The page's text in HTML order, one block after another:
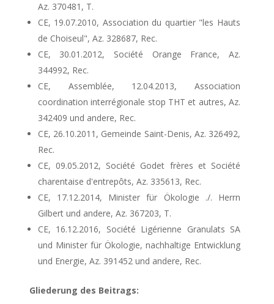
Az. 370481, T.
CE, 19.07.2010, Association du quartier "les Hauts
de Choiseul", Az. 328687, Rec.
CE, 30.01.2012, Société Orange France, Az.
344992, Rec.
CE, Assemblée, 12.04.2013, Association
coordination interrégionale stop THT et autres, Az.
342409 und andere, Rec.
CE, 26.10.2011, Gemeinde Saint-Denis, Az. 326492,
Rec.
CE, 09.05.2012, Société Godet frères et Société
charentaise d'entrepôts, Az. 335613, Rec.
CE, 17.12.2014, Minister für Ökologie ./. Herrn
Gilbert und andere, Az. 367203, T.
CE, 16.12.2016, Société Ligérienne Granulats SA
und Minister für Ökologie, nachhaltige Entwicklung
und Energie, Az. 391452 und andere, Rec.
Gliederung des Beitrags: